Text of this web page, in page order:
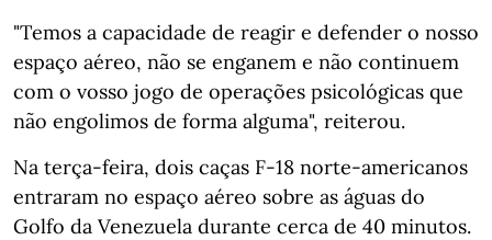
"Temos a capacidade de reagir e defender o nosso
espaço aéreo, não se enganem e não continuem
com o vosso jogo de operações psicológicas que
não engolimos de forma alguma", reiterou.
Na terça-feira, dois caças F-18 norte-americanos
entraram no espaço aéreo sobre as águas do
Golfo da Venezuela durante cerca de 40 minutos.